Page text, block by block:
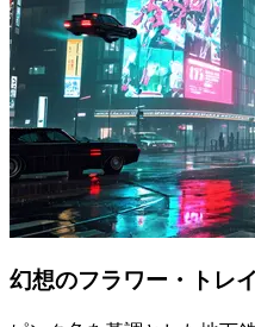
幻想のフラワー・トレ